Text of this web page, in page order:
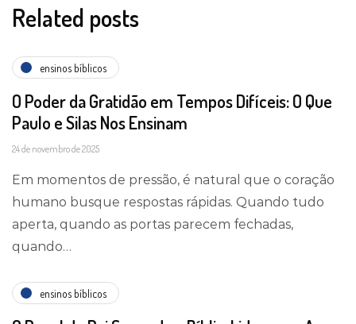
Related posts
ensinos bíblicos
O Poder da Gratidão em Tempos Difíceis: O Que
Paulo e Silas Nos Ensinam
24 de novembro de 2025
Em momentos de pressão, é natural que o coração
humano busque respostas rápidas. Quando tudo
aperta, quando as portas parecem fechadas,
quando…
ensinos bíblicos